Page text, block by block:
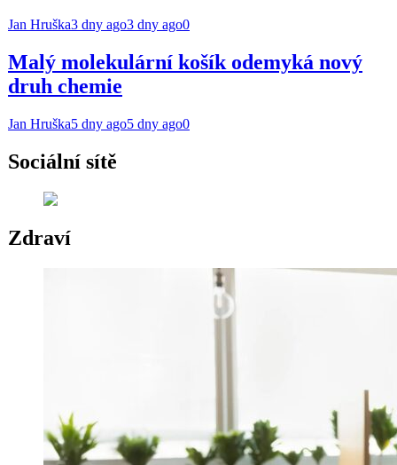
Jan Hruška3 dny ago3 dny ago0
Malý molekulární košík odemyká nový
druh chemie
Jan Hruška5 dny ago5 dny ago0
Sociální sítě
Zdraví